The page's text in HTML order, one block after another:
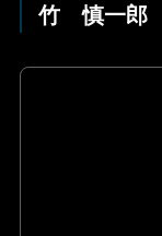
竹 慎一郎